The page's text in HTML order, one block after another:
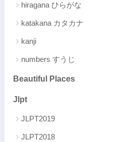
hiragana ひらがな
katakana カタカナ
kanji
numbers すうじ
Beautiful Places
Jlpt
JLPT2019
JLPT2018